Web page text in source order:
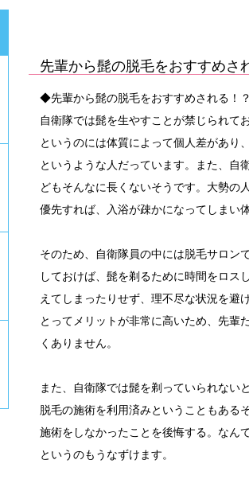
先輩から髭の脱毛をおすすめさ
◆先輩から髭の脱毛をおすすめされる！？
自衛隊では髭を生やすことが禁じられて
というのには体質によって個人差があり
というような人だっています。また、自
どもそんなに長くないそうです。大勢の
優先すれば、入浴が疎かになってしまい
そのため、自衛隊員の中には脱毛サロン
しておけば、髭を剃るために時間をロス
えてしまったりせず、理不尽な状況を避
とってメリットが非常に高いため、先輩
くありません。
また、自衛隊では髭を剃っていられない
脱毛の施術を利用済みということもある
施術をしなかったことを後悔する。なん
というのもうなずけます。